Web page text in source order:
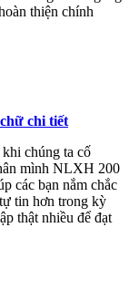
thiện chính
chi tiết
chúng ta cố
mình NLXH 200
các bạn nắm chắc
tin hơn trong kỳ
thật nhiều để đạt